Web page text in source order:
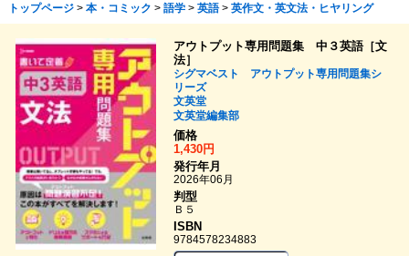
トップページ> 本・コミック > 語学> 英語> 英作文・英文法・ヒヤリング
アウトプット専用問題集 中３英語［文
法］
シグマベスト アウトプット専用問題集シ
リーズ
文英堂
文英堂編集部
価格
1,430円
発行年月
2026年06月
判型
Ｂ５
ISBN
9784578234883